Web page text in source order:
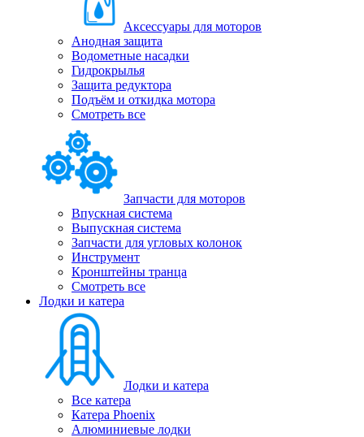
Аксессуары для моторов
Анодная защита
Водометные насадки
Гидрокрылья
Защита редуктора
Подъём и откидка мотора
Смотреть все
Запчасти для моторов
Впускная система
Выпускная система
Запчасти для угловых колонок
Инструмент
Кронштейны транца
Смотреть все
Лодки и катера
Лодки и катера
Все катера
Катера Phoenix
Алюминиевые лодки